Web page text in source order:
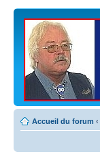
Accueil du forum ‹